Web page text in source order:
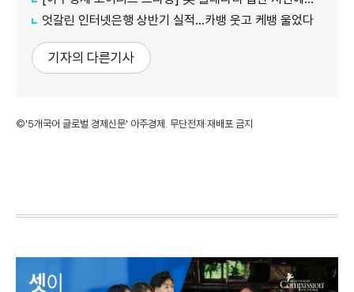
엇갈린 인터넷은행 상반기 실적…카뱅 웃고 케뱅 울었다
기자의 다른기사
©'5개국어 글로벌 경제신문' 아주경제. 무단전재·재배포 금지